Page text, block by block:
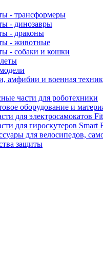
- трансформеры
- динозавры
- драконы
- животные
- собаки и кошки
амфибии и военная
части для роботехники
оборудование и
для электросамокатов
для гироскутеров Smart
для велосипедов,
защиты